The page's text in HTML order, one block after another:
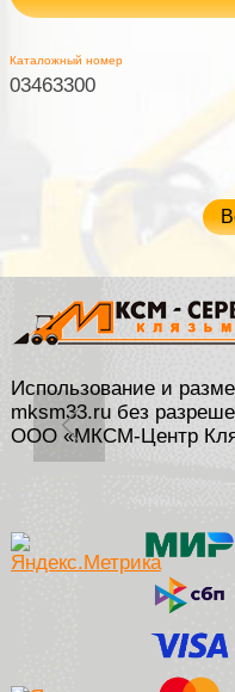
Каталожный номер
03463300
Использование и
mksm33.ru без
ООО «МКСМ-Центр